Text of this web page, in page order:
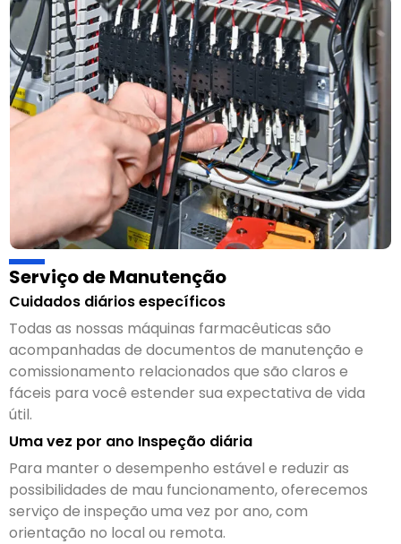
Serviço de Manutenção
Cuidados diários específicos
Todas as nossas máquinas farmacêuticas são
acompanhadas de documentos de manutenção e
comissionamento relacionados que são claros e
fáceis para você estender sua expectativa de vida
útil.
Uma vez por ano Inspeção diária
Para manter o desempenho estável e reduzir as
possibilidades de mau funcionamento, oferecemos
serviço de inspeção uma vez por ano, com
orientação no local ou remota.